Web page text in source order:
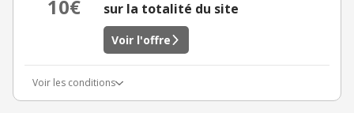
10€ sur la totalité du site
Voir l'offre
Voir les conditions